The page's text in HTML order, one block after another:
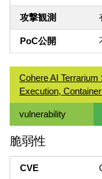
攻撃観測
PoC公開
Cohere AI
Execution,
vulnerability
脆弱性
CVE